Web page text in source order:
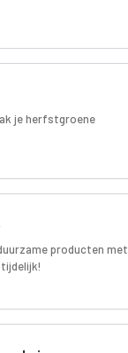
je herfstgroene
producten met